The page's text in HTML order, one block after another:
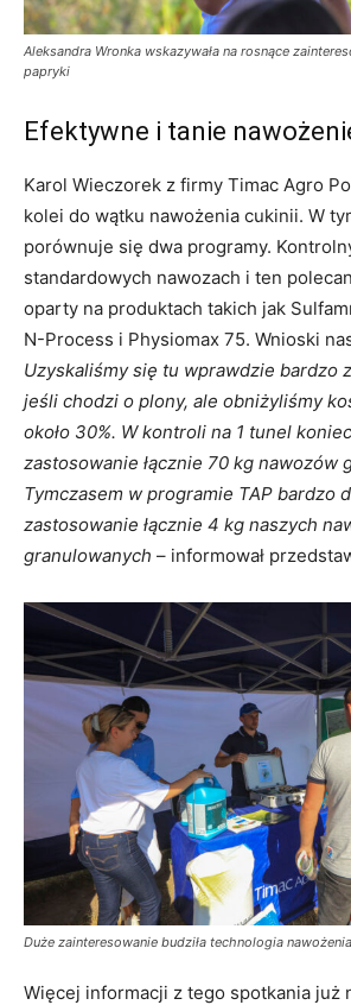
Aleksandra Wronka wskazywała na rosnące
papryki
Efektywne i tanie
Karol Wieczorek z firmy Timac Agro
kolei do wątku nawożenia cukinii. W
porównuje się dwa programy.
standardowych nawozach i ten
oparty na produktach takich jak
N-Process i Physiomax 75. Wnioski
Uzyskaliśmy się tu wprawdzie bardzo
jeśli chodzi o plony, ale obniżyliśmy
około 30%. W kontroli na 1 tunel
zastosowanie łącznie 70 kg nawozów
Tymczasem w programie TAP bardzo
zastosowanie łącznie 4 kg naszych
granulowanych – informował
Duże zainteresowanie budziła technologia
Więcej informacji z tego spotkania już